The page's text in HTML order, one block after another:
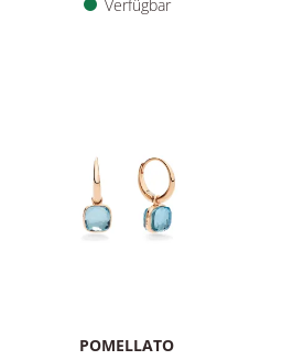
Verfügbar
POMELLATO